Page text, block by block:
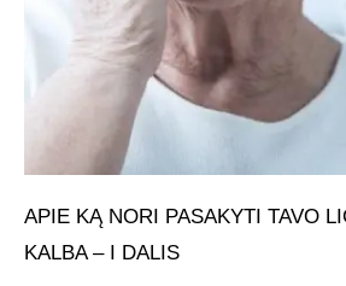
APIE KĄ NORI PASAKYTI TAVO
KALBA – I DALIS